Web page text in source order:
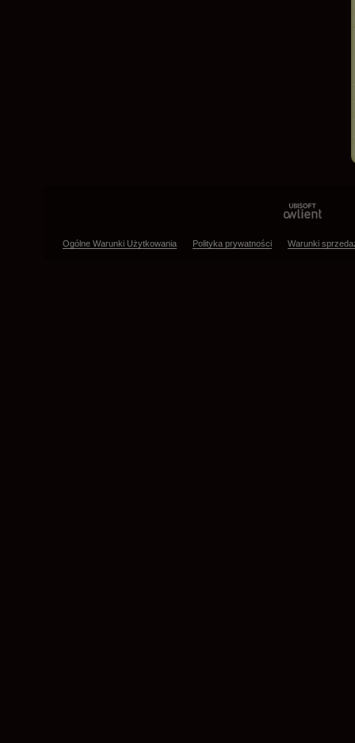
Ogólne Warunki Użytkowania Polityka prywatności Warunki